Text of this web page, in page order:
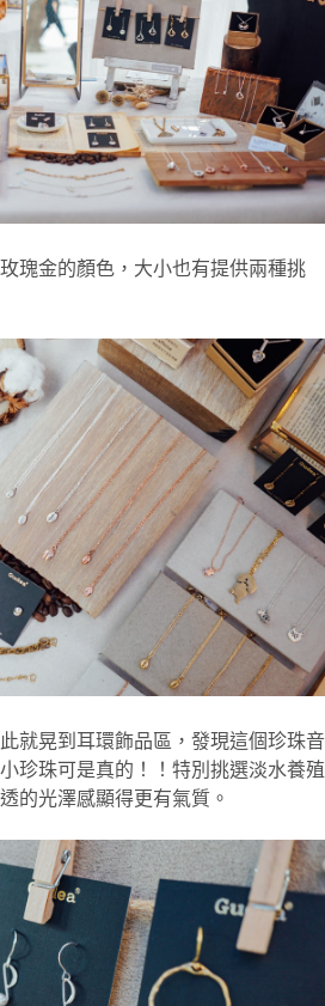
瑰金的顏色，大小也有提供兩種挑
就晃到耳環飾品區，發現這個珍珠音
珍珠可是真的！！特別挑選淡水養殖
的光澤感顯得更有氣質。